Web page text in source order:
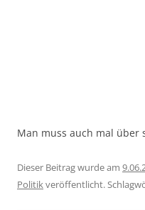
Man muss auch mal über
Dieser Beitrag wurde am
Politikveröffentlicht.